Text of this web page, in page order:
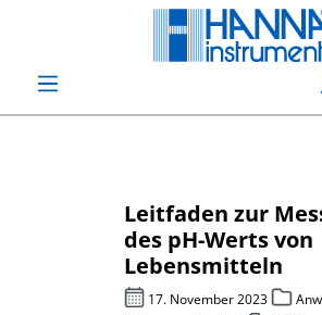
Leitfaden zur
des pH-Werts von
Lebensmitteln
17. November 2023